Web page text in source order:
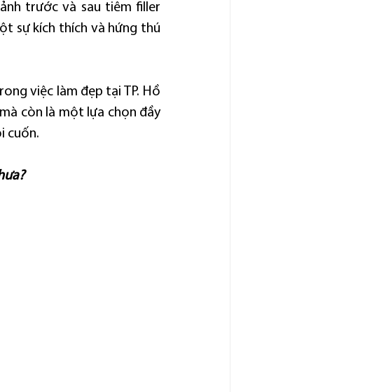
trước và sau tiêm filler
sự kích thích và hứng thú
việc làm đẹp tại TP. Hồ
còn là một lựa chọn đầy
cuốn.